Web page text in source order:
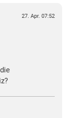
27. Apr. 07:52